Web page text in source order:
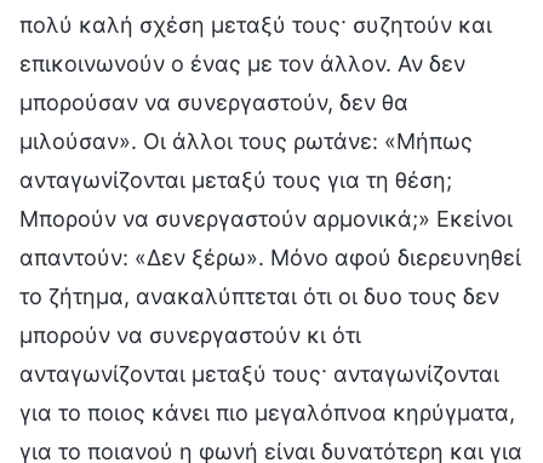
πολύ καλή σχέση μεταξύ τους· συζητούν και
επικοινωνούν ο ένας με τον άλλον. Αν δεν
μπορούσαν να συνεργαστούν, δεν θα
μιλούσαν». Οι άλλοι τους ρωτάνε: «Μήπως
ανταγωνίζονται μεταξύ τους για τη θέση;
Μπορούν να συνεργαστούν αρμονικά;» Εκείνοι
απαντούν: «Δεν ξέρω». Μόνο αφού διερευνηθεί
το ζήτημα, ανακαλύπτεται ότι οι δυο τους δεν
μπορούν να συνεργαστούν κι ότι
ανταγωνίζονται μεταξύ τους· ανταγωνίζονται
για το ποιος κάνει πιο μεγαλόπνοα κηρύγματα,
για το ποιανού η φωνή είναι δυνατότερη και για